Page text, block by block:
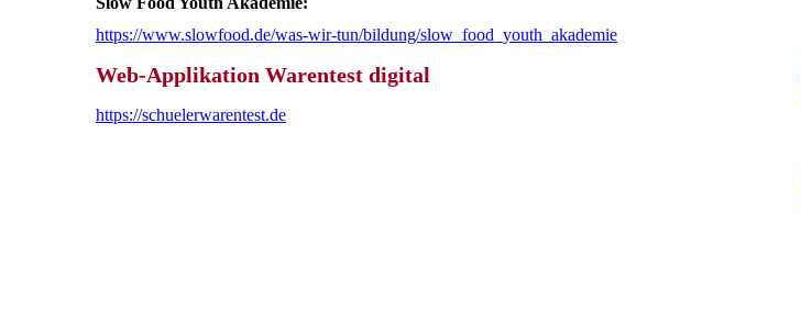
https://www.slowfood.de/was-wir-tun/bildung/slow_food_youth_akademie
Web-Applikation Warentest digital
https://schuelerwarentest.de